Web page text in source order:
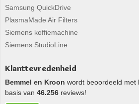
Samsung QuickDrive
PlasmaMade Air Filters
Siemens koffiemachine
Siemens StudioLine
Klanttevredenheid
Bemmel en Kroon wordt beoordeeld met
basis van 46.256 reviews!